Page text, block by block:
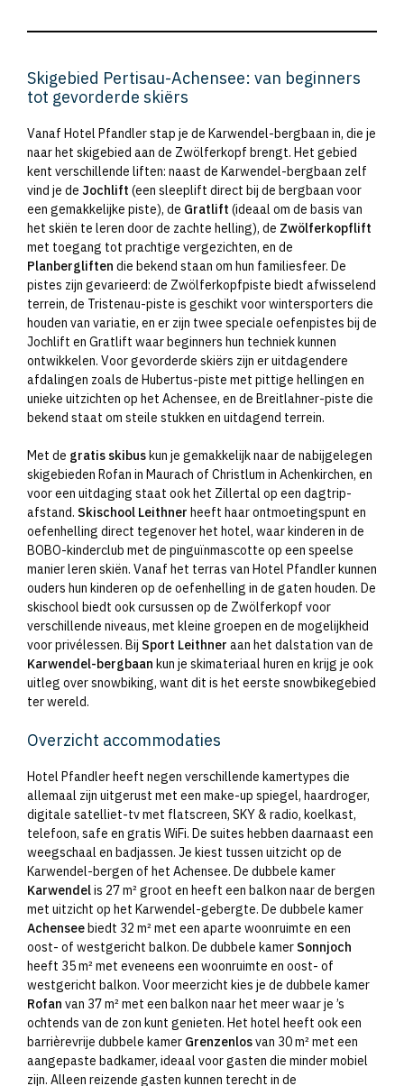
Skigebied Pertisau-Achensee: van beginners
tot gevorderde skiërs
Vanaf Hotel Pfandler stap je de Karwendel-bergbaan in, die je
naar het skigebied aan de Zwölferkopf brengt. Het gebied
kent verschillende liften: naast de Karwendel-bergbaan zelf
vind je de Jochlift (een sleeplift direct bij de bergbaan voor
een gemakkelijke piste), de Gratlift (ideaal om de basis van
het skiën te leren door de zachte helling), de Zwölferkopflift
met toegang tot prachtige vergezichten, en de
Planbergliften die bekend staan om hun familiesfeer. De
pistes zijn gevarieerd: de Zwölferkopfpiste biedt afwisselend
terrein, de Tristenau-piste is geschikt voor wintersporters die
houden van variatie, en er zijn twee speciale oefenpistes bij de
Jochlift en Gratlift waar beginners hun techniek kunnen
ontwikkelen. Voor gevorderde skiërs zijn er uitdagendere
afdalingen zoals de Hubertus-piste met pittige hellingen en
unieke uitzichten op het Achensee, en de Breitlahner-piste die
bekend staat om steile stukken en uitdagend terrein.
Met de gratis skibus kun je gemakkelijk naar de nabijgelegen
skigebieden Rofan in Maurach of Christlum in Achenkirchen, en
voor een uitdaging staat ook het Zillertal op een dagtrip-
afstand. Skischool Leithner heeft haar ontmoetingspunt en
oefenhelling direct tegenover het hotel, waar kinderen in de
BOBO-kinderclub met de pinguïnmascotte op een speelse
manier leren skiën. Vanaf het terras van Hotel Pfandler kunnen
ouders hun kinderen op de oefenhelling in de gaten houden. De
skischool biedt ook cursussen op de Zwölferkopf voor
verschillende niveaus, met kleine groepen en de mogelijkheid
voor privélessen. Bij Sport Leithner aan het dalstation van de
Karwendel-bergbaan kun je skimateriaal huren en krijg je ook
uitleg over snowbiking, want dit is het eerste snowbikegebied
ter wereld.
Overzicht accommodaties
Hotel Pfandler heeft negen verschillende kamertypes die
allemaal zijn uitgerust met een make-up spiegel, haardroger,
digitale satelliet-tv met flatscreen, SKY & radio, koelkast,
telefoon, safe en gratis WiFi. De suites hebben daarnaast een
weegschaal en badjassen. Je kiest tussen uitzicht op de
Karwendel-bergen of het Achensee. De dubbele kamer
Karwendelis 27 m² groot en heeft een balkon naar de bergen
met uitzicht op het Karwendel-gebergte. De dubbele kamer
Achensee biedt 32 m² met een aparte woonruimte en een
oost- of westgericht balkon. De dubbele kamer Sonnjoch
heeft 35 m² met eveneens een woonruimte en oost- of
westgericht balkon. Voor meerzicht kies je de dubbele kamer
Rofan van 37 m² met een balkon naar het meer waar je ’s
ochtends van de zon kunt genieten. Het hotel heeft ook een
barrièrevrije dubbele kamer Grenzenlosvan 30 m² met een
aangepaste badkamer, ideaal voor gasten die minder mobiel
zijn. Alleen reizende gasten kunnen terecht in de